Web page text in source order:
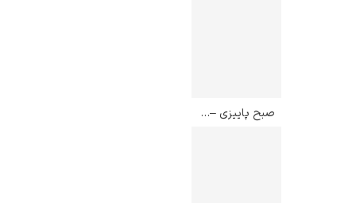
صبح پاییزی – کامپوس آیرس